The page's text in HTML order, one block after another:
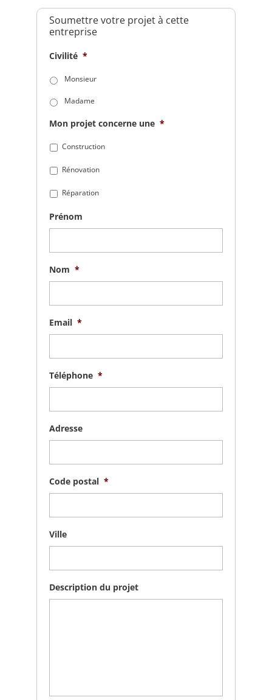
Soumettre votre projet à cette
entreprise
Civilité *
Monsieur
Madame
Mon projet concerne une *
Construction
Rénovation
Réparation
Prénom
Nom *
Email *
Téléphone *
Adresse
Code postal *
Ville
Description du projet